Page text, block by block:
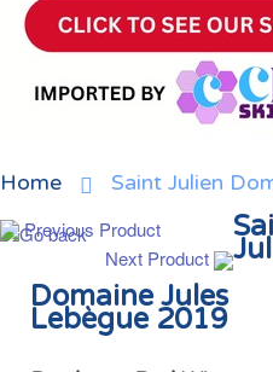
Home Saint Julien
Previous Product
Next Product
Domaine Jules
Lebègue 2019